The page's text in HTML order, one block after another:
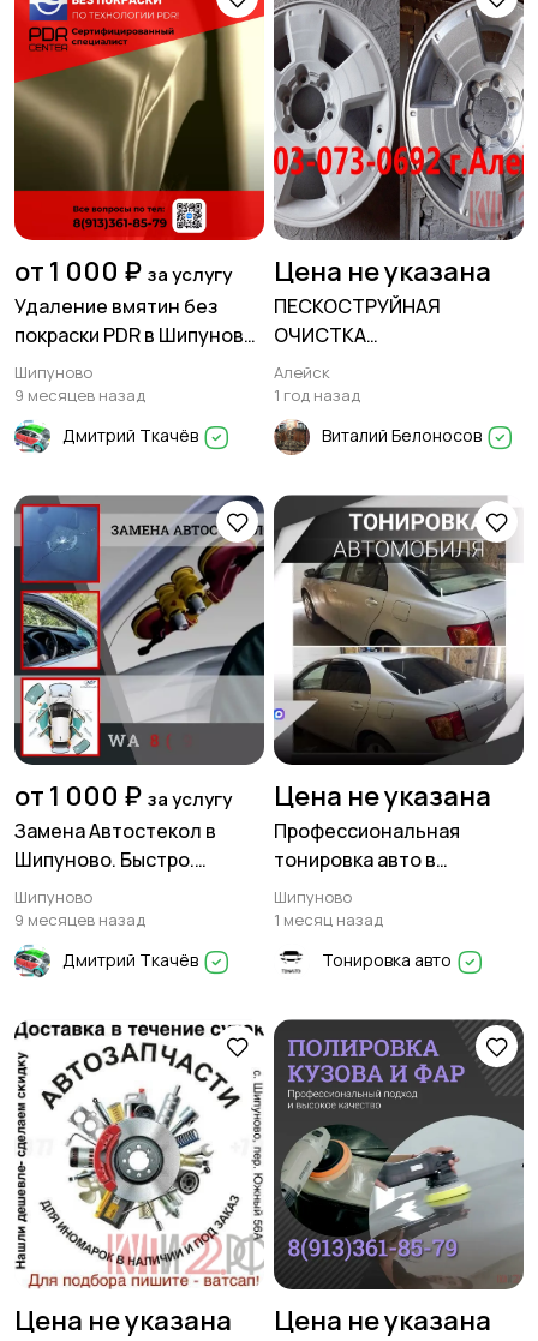
от 1 000 ₽ за услугу
Удаление вмятин без
покраски PDR в Шипуново.
Сертифицированный
мастер!
Шипуново
9 месяцев назад
Дмитрий Ткачёв
Цена не указана
ПЕСКОСТРУЙНАЯ
ОЧИСТКА
АВТОМОБИЛЬНЫХ
ДИСКОВ
Алейск
1 год назад
Виталий Белоносов
от 1 000 ₽ за услугу
Замена Автостекол в
Шипуново. Быстро.
Качественно. Недорого.
8(913)361-85-79
Шипуново
9 месяцев назад
Дмитрий Ткачёв
Цена не указана
Профессиональная
тонировка авто в
Шипуново: защитите свой
автомобиль и создайте
комфорт!
Шипуново
1 месяц назад
Тонировка авто
Цена не указана Цена не указана